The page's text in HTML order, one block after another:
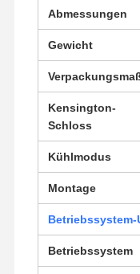
Core Mini PC
Office Mini-PC
Industrielles
Firewall-
Abmessungen
Gewicht
Kensington-
Schloss
Kühlmodus
Montage
Betriebssystem